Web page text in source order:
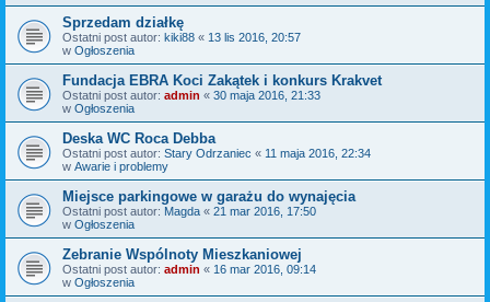
Sprzedam działkę
Ostatni post autor: kiki88 « 13 lis 2016, 20:57
w Ogłoszenia
Fundacja EBRA Koci Zakątek i konkurs Krakvet
Ostatni post autor: admin « 30 maja 2016, 21:33
w Ogłoszenia
Deska WC Roca Debba
Ostatni post autor: Stary Odrzaniec « 11 maja 2016, 22:34
w Awarie i problemy
Miejsce parkingowe w garażu do wynajęcia
Ostatni post autor: Magda « 21 mar 2016, 17:50
w Ogłoszenia
Zebranie Wspólnoty Mieszkaniowej
Ostatni post autor: admin « 16 mar 2016, 09:14
w Ogłoszenia